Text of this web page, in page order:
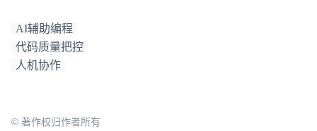
AI辅助编程
代码质量把控
人机协作
© 著作权归作者所有